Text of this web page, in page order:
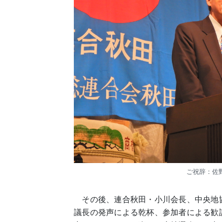
ご祝辞：佐
その後、連合秋田・小川会長、中央地
議長の発声による乾杯、参加者による